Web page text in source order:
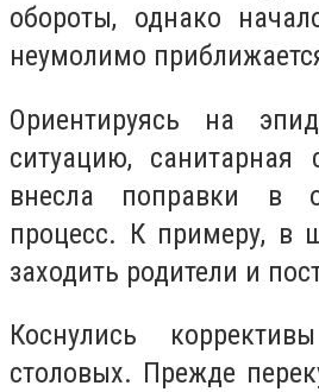
обороты, однако
неумолимо
Ориентируясь на
ситуацию, санитарная
внесла поправки в
процесс. К примеру, в
заходить родители и
Коснулись
столовых. Прежде